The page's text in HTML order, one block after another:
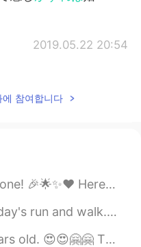
2019.05.22 20:54
참여합니다
from Marmion. My final book of 2019. I ...
sky and lovely scenery make me feel ha...
sister. 💗💗💗 I look forward to celeb...